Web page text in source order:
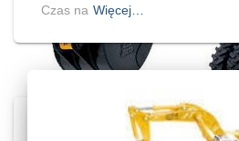
Czas na Więcej…